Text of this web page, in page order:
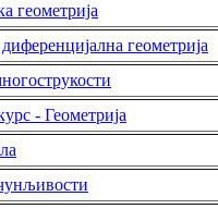
геометрија
геометрија
- Геометрија